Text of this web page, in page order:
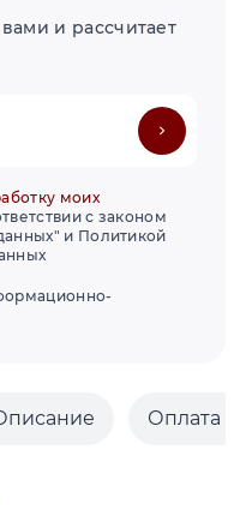
и рассчитает
моих
с законом
и Политикой
Оплата